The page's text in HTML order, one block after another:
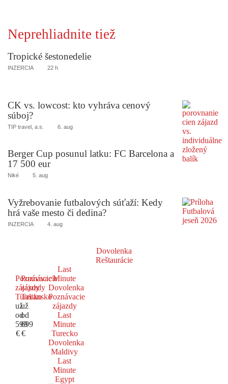
Neprehliadnite tiež
Tropické šestonedelie
INZERCIA 22 h
CK vs. lowcost: kto vyhráva cenový
súboj?
TIP travel, a.s. 6. aug
Berger Cup posunul latku: FC Barcelona a
17 500 eur
Niké 5. aug
Vyžrebovanie futbalových súťaží: Kedy
hrá vaše mesto či dedina?
INZERCIA 4. aug
Dovolenka
Reštaurácie
Poznávacie
zájazdy
Turecko
už
od
599
€
Poznávacie
zájazdy
Taliansko
už
od
699
€
Last
Minute
Dovolenka
Poznávacie
zájazdy
Last
Minute
Turecko
Dovolenka
Maldivy
Last
Minute
Egypt